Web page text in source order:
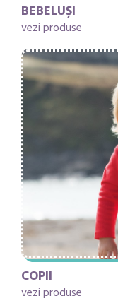
BEBELUȘI
vezi produse
COPII
vezi produse